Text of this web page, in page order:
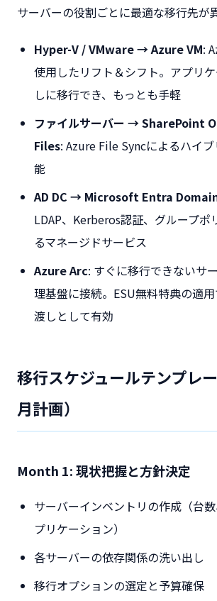
サーバーの役割ごとに最適な移行先が
Hyper-V / VMware → Azure VM:
使用したリフト＆シフト。アプリ
しに移行でき、もっとも手軽
ファイルサーバー → SharePoint
Files: Azure File Syncによるハイ
能
AD DC → Microsoft Entra
LDAP、Kerberos認証、グループポ
るマネージドサービス
Azure Arc: すぐに移行できないサ
理基盤に接続。ESU無料特典の適
渡しとして有効
移行スケジュールテンプレ
月計画）
Month 1: 現状把握と方針決定
サーバーインベントリの作成（台
プリケーション）
各サーバーの依存関係の洗い出し
移行オプションの選定と予算確保